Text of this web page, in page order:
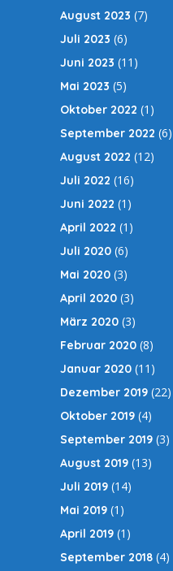
August 2023 (7)
Juli 2023 (6)
Juni 2023 (11)
Mai 2023 (5)
Oktober 2022 (1)
September 2022 (6)
August 2022 (12)
Juli 2022 (16)
Juni 2022 (1)
April 2022 (1)
Juli 2020 (6)
Mai 2020 (3)
April 2020 (3)
März 2020 (3)
Februar 2020 (8)
Januar 2020 (11)
Dezember 2019 (22)
Oktober 2019 (4)
September 2019 (3)
August 2019 (13)
Juli 2019 (14)
Mai 2019 (1)
April 2019 (1)
September 2018 (4)